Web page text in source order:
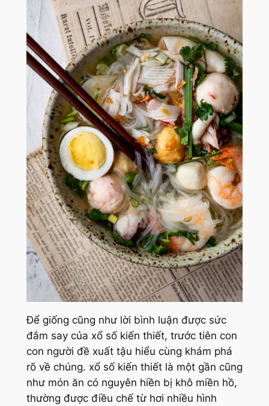
Để giống cũng như lời bình luận được sức
đắm say của xổ số kiến thiết, trước tiên con
con người đề xuất tậu hiểu cùng khám phá
rõ về chúng. xổ số kiến thiết là một gần cũng
như món ăn có nguyên hiền bị khô miền hồ,
thường được điều chế từ hơi nhiều hình